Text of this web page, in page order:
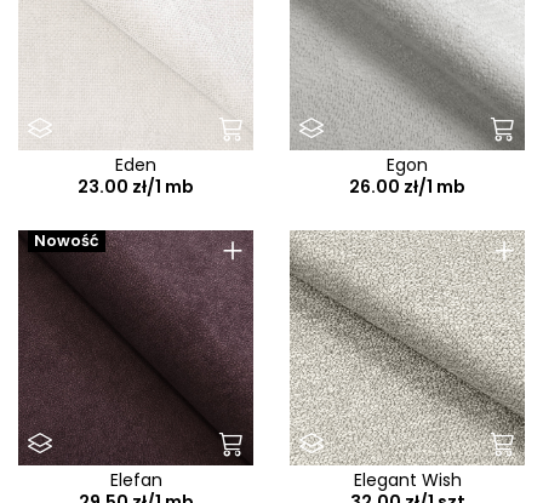
Eden
23.00 zł/1 mb
Egon
26.00 zł/1 mb
+
Nowość
Elefan
+
Elegant Wish